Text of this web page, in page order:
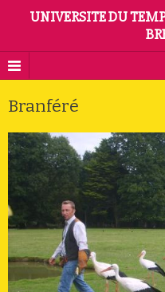
UNIVERSITE DU
Branféré